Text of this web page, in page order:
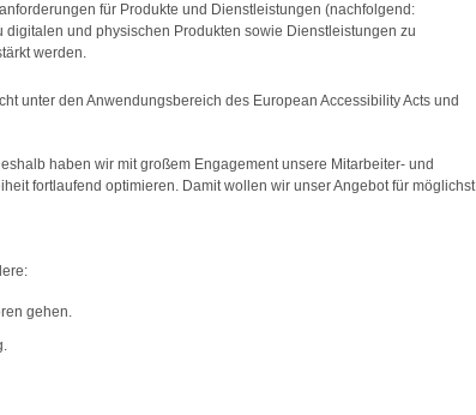
für Produkte und Dienstleistungen (nachfolgend:
und physischen Produkten sowie Dienstleistungen zu
werden.
unter den Anwendungsbereich des European Accessibility Acts und
haben wir mit großem Engagement unsere Mitarbeiter- und
fortlaufend optimieren. Damit wollen wir unser Angebot für möglichst
gehen.